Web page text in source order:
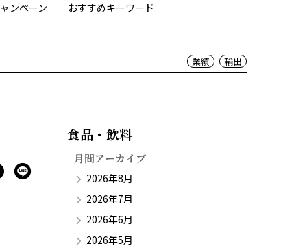
ンペーン おすすめキーワード
業績 輸出
食品・飲料​
月間アーカイブ
2026年8月
2026年7月
2026年6月
2026年5月